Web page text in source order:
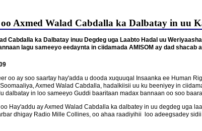
Axmed Walad Cabdalla ka Dalbatay in uu
Cabdalla ka Dalbatay inuu Degdeg uga Laabto Hadal uu
lagu sameeyo eedaynta in ciidamada AMISOM ay dad shacab
oo ay soo saartay hay'adda u dooda xuquuqal Insaanka ee Human
Axmed Walad Cabdalla, hadalkiisii uu ku beeniyey in
dalbatay in loo sameeyo Guddi baaritaan madax bannaan oo soo baara.
Hay'addu ay Axmed Walad Cabdalla ka dalbatey in uu degdeg uga
dhigay Radio Mille Collines, oo ahaa raadiyihii loo adeegsadey